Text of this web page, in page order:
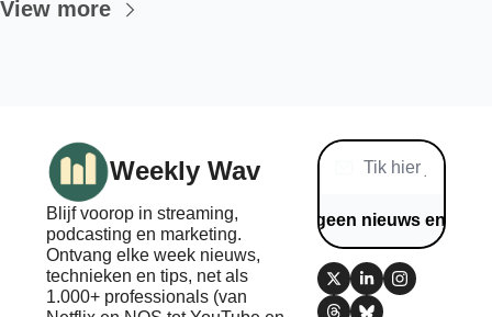
View more
Weekly Wav
Blijf voorop in streaming,
podcasting en marketing.
Ontvang elke week nieuws,
technieken en tips, net als
1.000+ professionals (van
Mis geen nieuws en tips